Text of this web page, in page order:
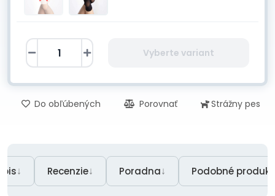
Vyberte variant
Do obľúbených Porovnať Strážny pes
↓ Recenzie↓ Poradna↓ Podobné